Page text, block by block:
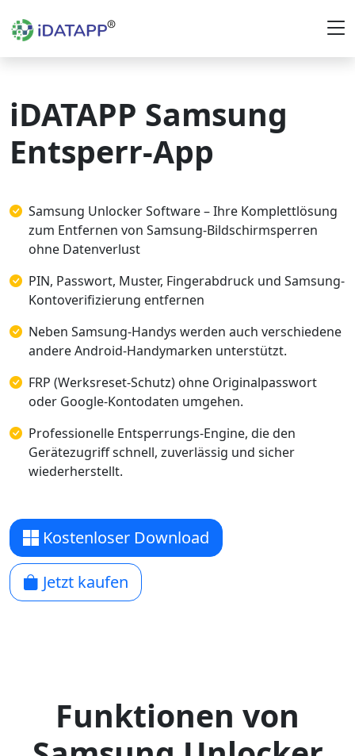
iDATAPP Samsung
Entsperr-App
Samsung Unlocker Software – Ihre Komplettlösung
zum Entfernen von Samsung-Bildschirmsperren
ohne Datenverlust
PIN, Passwort, Muster, Fingerabdruck und Samsung-
Kontoverifizierung entfernen
Neben Samsung-Handys werden auch verschiedene
andere Android-Handymarken unterstützt.
FRP (Werksreset-Schutz) ohne Originalpasswort
oder Google-Kontodaten umgehen.
Professionelle Entsperrungs-Engine, die den
Gerätezugriff schnell, zuverlässig und sicher
wiederherstellt.
Kostenloser Download
Jetzt kaufen
Funktionen von